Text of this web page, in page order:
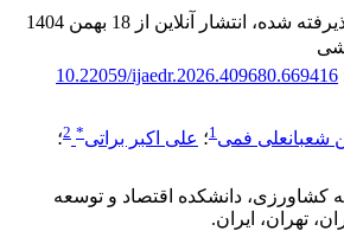
شده، انتشار آنلاین از 18 بهمن 1404
10.22059/ijaedr.2026.409680.669416
شعبانعلی فمی1؛ علی اکبر براتی*
2؛
کشاورزی، دانشکده اقتصاد و توسعه
تهران، ایران.